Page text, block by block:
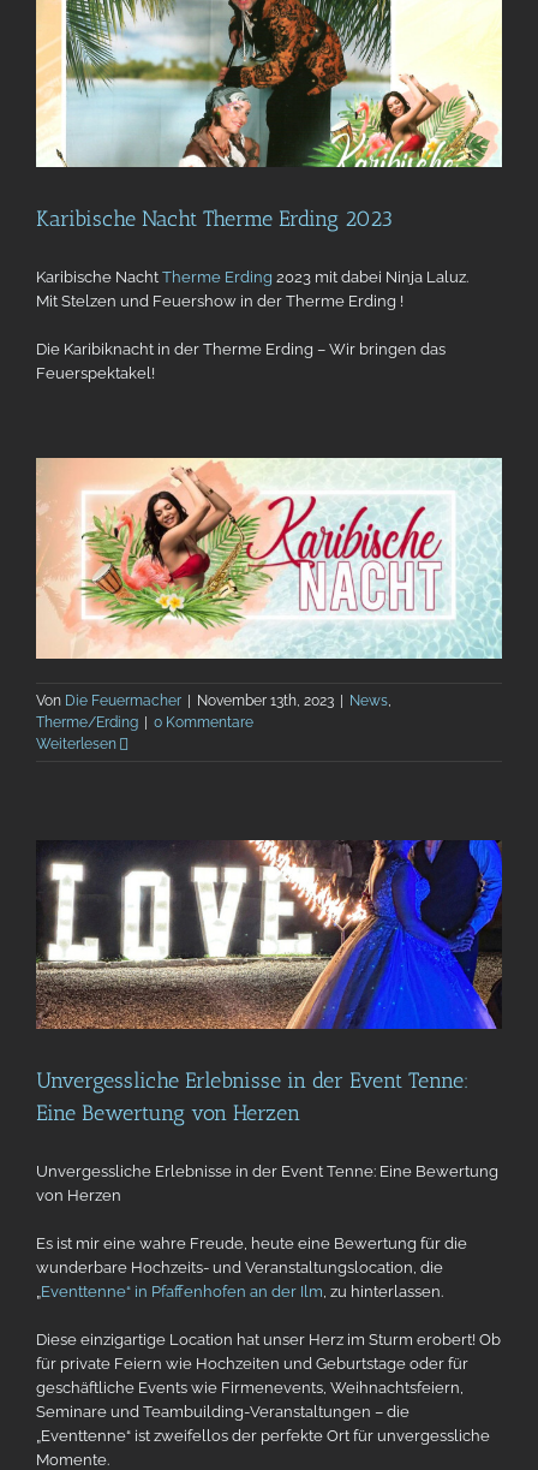
Karibische Nacht Therme Erding 2023
Karibische Nacht Therme Erding 2023 mit dabei Ninja Laluz.
Mit Stelzen und Feuershow in der Therme Erding !
Die Karibiknacht in der Therme Erding – Wir bringen das
Feuerspektakel!
Von Die Feuermacher | November 13th, 2023 | News
Therme/Erding | 0 Kommentare
Weiterlesen
Unvergessliche Erlebnisse in der Event Tenne:
Eine Bewertung von Herzen
Unvergessliche Erlebnisse in der Event Tenne: Eine Bewertung
von Herzen
Es ist mir eine wahre Freude, heute eine Bewertung für die
wunderbare Hochzeits- und Veranstaltungslocation, die
„Eventtenne“ in Pfaffenhofen an der Ilm, zu hinterlassen.
Diese einzigartige Location hat unser Herz im Sturm erobert! Ob
für private Feiern wie Hochzeiten und Geburtstage oder für
geschäftliche Events wie Firmenevents, Weihnachtsfeiern,
Seminare und Teambuilding-Veranstaltungen – die
„Eventtenne“ ist zweifellos der perfekte Ort für unvergessliche
Momente.